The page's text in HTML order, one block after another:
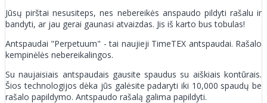
Jūsų pirštai nesusiteps, nes nebereikės anspaudo pildyti rašalu ir
bandyti, ar jau gerai gaunasi atvaizdas. Jis iš karto bus tobulas!
Antspaudai "Perpetuum" - tai naujieji TimeTEX antspaudai. Rašalo
kempinėlės nebereikalingos.
Su naujaisiais antspaudais gausite spaudus su aiškiais kontūrais.
Šios technologijos dėka jūs galėsite padaryti iki 10,000 spaudų be
rašalo papildymo. Antspaudo rašalą galima papildyti.